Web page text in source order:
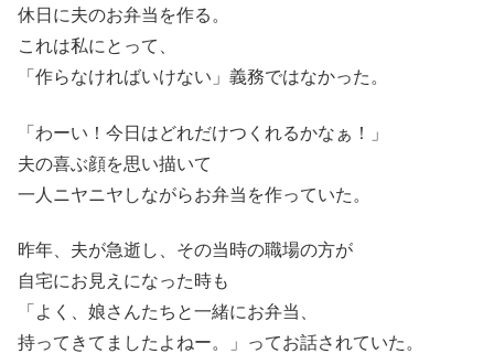
休日に夫のお弁当を作る。
これは私にとって、
「作らなければいけない」義務ではなかった。
「わーい！今日はどれだけつくれるかなぁ！」
夫の喜ぶ顔を思い描いて
一人ニヤニヤしながらお弁当を作っていた。
昨年、夫が急逝し、その当時の職場の方が
自宅にお見えになった時も
「よく、娘さんたちと一緒にお弁当、
持ってきてましたよねー。」ってお話されていた。